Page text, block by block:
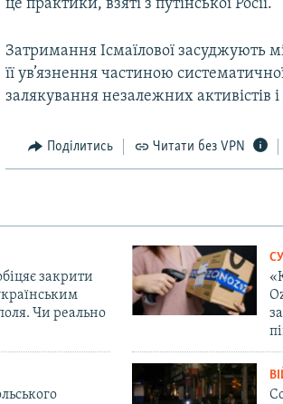
це практики, взяті з путінської Росії.
Затримання Ісмаїлової засуджують
її ув’язнення частиною
залякування незалежних активістів і
Поділитись Читати без VPN
закрити
Чи реально